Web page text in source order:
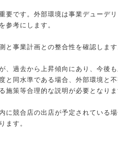
要です。外部環境は事業デューデ
考にします。
事業計画との整合性を確認します
、過去から上昇傾向にあり、今後
と同水準である場合、外部環境と
策等合理的な説明が必要となりま
に競合店の出店が予定されている
す。